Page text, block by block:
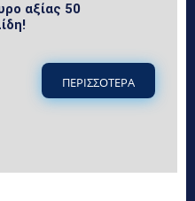
αξίας 50
ΠΕΡΙΣΣΟΤΕΡΑ